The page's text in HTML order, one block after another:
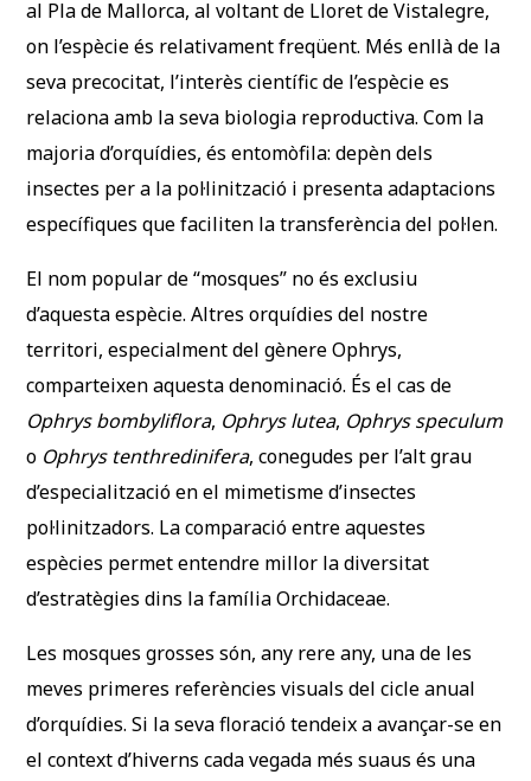
al Pla de Mallorca, al voltant de Lloret de Vistalegre,
on l’espècie és relativament freqüent. Més enllà de la
seva precocitat, l’interès científic de l’espècie es
relaciona amb la seva biologia reproductiva. Com la
majoria d’orquídies, és entomòfila: depèn dels
insectes per a la pol·linització i presenta adaptacions
específiques que faciliten la transferència del pol·len.
El nom popular de “mosques” no és exclusiu
d’aquesta espècie. Altres orquídies del nostre
territori, especialment del gènereOphrys,
comparteixen aquesta denominació. És el cas de
Ophrys bombyliflora, Ophrys lutea, Ophrys speculum
o Ophrys tenthredinifera, conegudes per l’alt grau
d’especialització en el mimetisme d’insectes
pol·linitzadors. La comparació entre aquestes
espècies permet entendre millor la diversitat
d’estratègies dins la família Orchidaceae.
Les mosques grosses són, any rere any, una de les
meves primeres referències visuals del cicle anual
d’orquídies. Si la seva floració tendeix a avançar-se en
el context d’hiverns cada vegada més suaus és una